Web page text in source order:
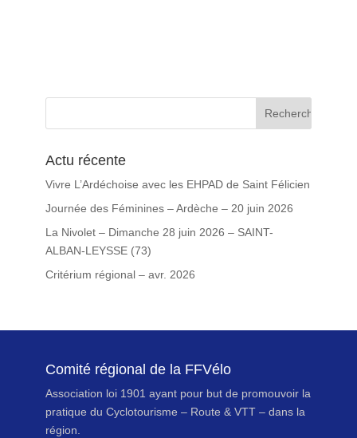
Actu récente
Vivre L’Ardéchoise avec les EHPAD de Saint Félicien
Journée des Féminines – Ardèche – 20 juin 2026
La Nivolet – Dimanche 28 juin 2026 – SAINT-
ALBAN-LEYSSE (73)
Critérium régional – avr. 2026
Comité régional de la FFVélo
Association loi 1901 ayant pour but de promouvoir la
pratique du Cyclotourisme – Route & VTT – dans la
région.